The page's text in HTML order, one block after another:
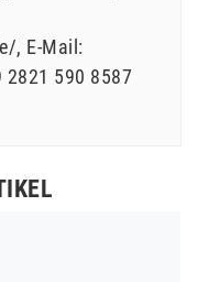
E-Mail:
2821 590 8587